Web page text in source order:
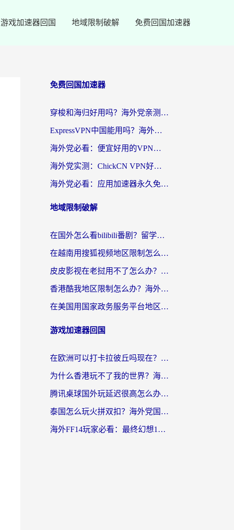
游戏加速器回国 地域限制破解 免费回国加速器
免费回国加速器
穿梭和海归好用吗？海外党亲测：3步选对回国加速器，无缝刷国内剧玩手游
ExpressVPN中国能用吗？海外党翻回国内的加速器选择指南（附番茄加速器实测）
海外党必看：便宜好用的VPN怎么选？3步解决回国访问难题+Steam改区技巧
海外党实测：ChickCN VPN好用吗？和OurPlay VPN对比哪个回国效果更好？附避坑指南
海外党必看：应用加速器永久免费版真的靠谱吗？教你选对回国加速器无缝刷国内资源
地域限制破解
在国外怎么看bilibili番剧？留学生亲测有效的地域限制突破指南（附酷我酷狗音乐解决方法）
在越南用搜狐视频地区限制怎么办？3招解决海外看国内剧难题（附西瓜视频CCTV观看技巧）
皮皮影视在老挝用不了怎么办？3步解决海外看国内影视&财经的痛点
香港酷我地区限制怎么办？海外党亲测有效的回国加速方案来了
在美国用国家政务服务平台地区限制怎么办？海外华人必备的突破攻略（附追剧看片技巧）
游戏加速器回国
在欧洲可以打卡拉彼丘吗现在？海外党国服游戏加速器终极避坑指南
为什么香港玩不了我的世界？海外党国服游戏加速终极解决方案
腾讯桌球国外玩延迟很高怎么办？海外党亲测有效的国服游戏加速指南
泰国怎么玩火拼双扣？海外党国服游戏加速终极指南（附暗区突围植物大战僵尸实测）
海外FF14玩家必看：最终幻想14国外加速器下载安装全攻略+卡顿解决秘籍